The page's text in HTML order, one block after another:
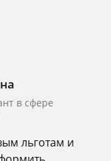
в сфере
льготам и